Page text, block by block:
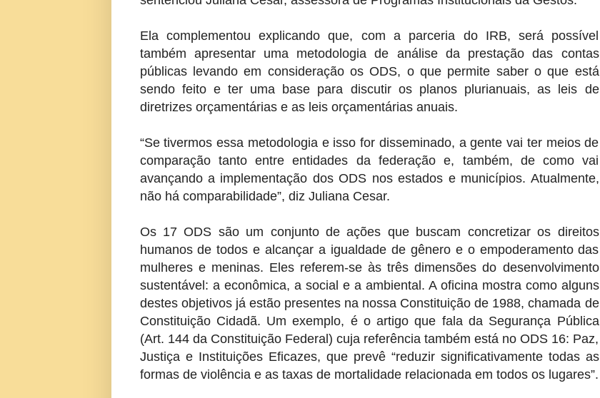
Ela complementou explicando que, com a parceria do IRB, será possível
também apresentar uma metodologia de análise da prestação das contas
públicas levando em consideração os ODS, o que permite saber o que está
sendo feito e ter uma base para discutir os planos plurianuais, as leis de
diretrizes orçamentárias e as leis orçamentárias anuais.
“Se tivermos essa metodologia e isso for disseminado, a gente vai ter meios de
comparação tanto entre entidades da federação e, também, de como vai
avançando a implementação dos ODS nos estados e municípios. Atualmente,
não há comparabilidade”, diz Juliana Cesar.
Os 17 ODS são um conjunto de ações que buscam concretizar os direitos
humanos de todos e alcançar a igualdade de gênero e o empoderamento das
mulheres e meninas. Eles referem-se às três dimensões do desenvolvimento
sustentável: a econômica, a social e a ambiental. A oficina mostra como alguns
destes objetivos já estão presentes na nossa Constituição de 1988, chamada de
Constituição Cidadã. Um exemplo, é o artigo que fala da Segurança Pública
(Art. 144 da Constituição Federal) cuja referência também está no ODS 16: Paz,
Justiça e Instituições Eficazes, que prevê “reduzir significativamente todas as
formas de violência e as taxas de mortalidade relacionada em todos os lugares”.